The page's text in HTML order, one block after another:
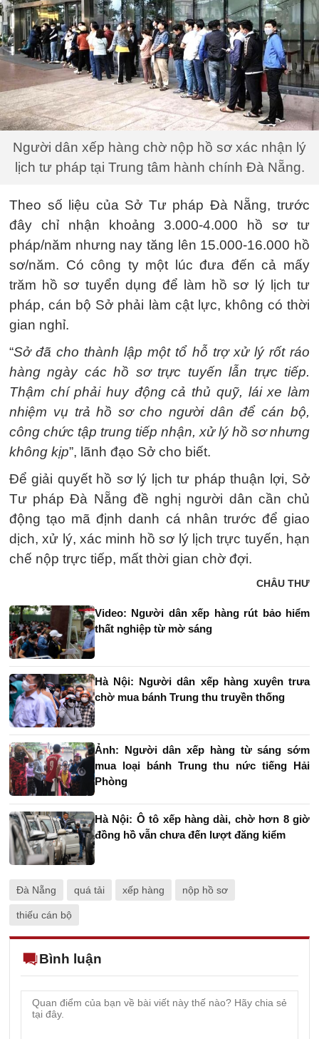
Người dân xếp hàng chờ nộp hồ sơ xác nhận lý
lịch tư pháp tại Trung tâm hành chính Đà Nẵng.
Theo số liệu của Sở Tư pháp Đà Nẵng, trước
đây chỉ nhận khoảng 3.000-4.000 hồ sơ tư
pháp/năm nhưng nay tăng lên 15.000-16.000 hồ
sơ/năm. Có công ty một lúc đưa đến cả mấy
trăm hồ sơ tuyển dụng để làm hồ sơ lý lịch tư
pháp, cán bộ Sở phải làm cật lực, không có thời
gian nghỉ.
“Sở đã cho thành lập một tổ hỗ trợ xử lý rốt ráo
hàng ngày các hồ sơ trực tuyến lẫn trực tiếp.
Thậm chí phải huy động cả thủ quỹ, lái xe làm
nhiệm vụ trả hồ sơ cho người dân để cán bộ,
công chức tập trung tiếp nhận, xử lý hồ sơ nhưng
không kịp”, lãnh đạo Sở cho biết.
Để giải quyết hồ sơ lý lịch tư pháp thuận lợi, Sở
Tư pháp Đà Nẵng đề nghị người dân cần chủ
động tạo mã định danh cá nhân trước để giao
dịch, xử lý, xác minh hồ sơ lý lịch trực tuyến, hạn
chế nộp trực tiếp, mất thời gian chờ đợi.
CHÂU THƯ
Video: Người dân xếp hàng rút bảo hiểm
thất nghiệp từ mờ sáng
Hà Nội: Người dân xếp hàng xuyên trưa
chờ mua bánh Trung thu truyền thống
Ảnh: Người dân xếp hàng từ sáng sớm
mua loại bánh Trung thu nức tiếng Hải
Phòng
Hà Nội: Ô tô xếp hàng dài, chờ hơn 8 giờ
đồng hồ vẫn chưa đến lượt đăng kiểm
Đà Nẵng quá tải xếp hàng nộp hồ sơ
thiếu cán bộ
Bình luận